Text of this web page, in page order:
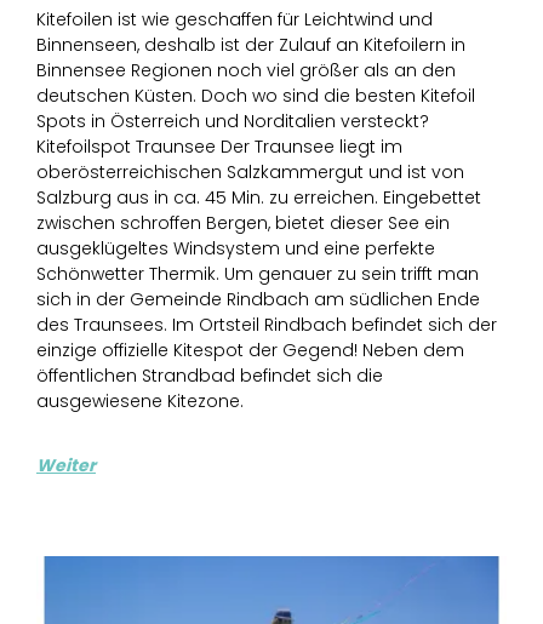
Kitefoilen ist wie geschaffen für Leichtwind und
Binnenseen, deshalb ist der Zulauf an Kitefoilern in
Binnensee Regionen noch viel größer als an den
deutschen Küsten. Doch wo sind die besten Kitefoil
Spots in Österreich und Norditalien versteckt?
Kitefoilspot Traunsee Der Traunsee liegt im
oberösterreichischen Salzkammergut und ist von
Salzburg aus in ca. 45 Min. zu erreichen. Eingebettet
zwischen schroffen Bergen, bietet dieser See ein
ausgeklügeltes Windsystem und eine perfekte
Schönwetter Thermik. Um genauer zu sein trifft man
sich in der Gemeinde Rindbach am südlichen Ende
des Traunsees. Im Ortsteil Rindbach befindet sich der
einzige offizielle Kitespot der Gegend! Neben dem
öffentlichen Strandbad befindet sich die
ausgewiesene Kitezone.
Weiter